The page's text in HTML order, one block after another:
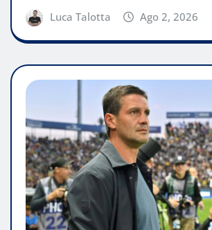
Luca Talotta Ago 2, 2026